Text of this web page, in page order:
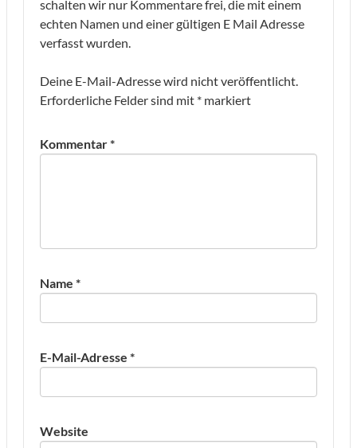
schalten wir nur Kommentare frei, die mit einem
echten Namen und einer gültigen E Mail Adresse
verfasst wurden.
Deine E-Mail-Adresse wird nicht veröffentlicht.
Erforderliche Felder sind mit * markiert
Kommentar*
Name *
E-Mail-Adresse *
Website